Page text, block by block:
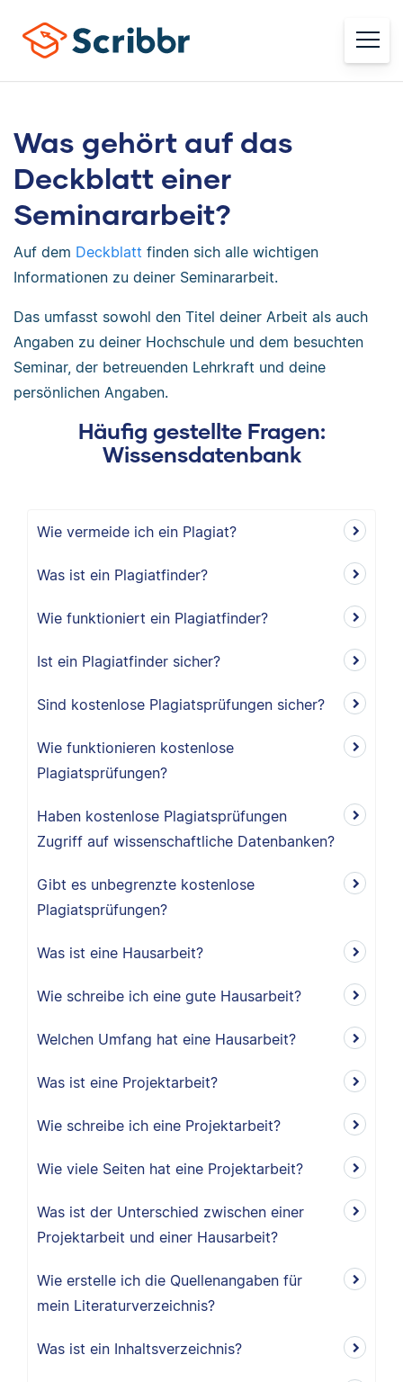
Was gehört auf das
Deckblatt einer
Seminararbeit?
Auf dem Deckblatt finden sich alle wichtigen
Informationen zu deiner Seminararbeit.
Das umfasst sowohl den Titel deiner Arbeit als auch
Angaben zu deiner Hochschule und dem besuchten
Seminar, der betreuenden Lehrkraft und deine
persönlichen Angaben.
Häufig gestellte Fragen:
Wissensdatenbank
Wie vermeide ich ein Plagiat?
Was ist ein Plagiatfinder?
Wie funktioniert ein Plagiatfinder?
Ist ein Plagiatfinder sicher?
Sind kostenlose Plagiatsprüfungen sicher?
Wie funktionieren kostenlose
Plagiatsprüfungen?
Haben kostenlose Plagiatsprüfungen
Zugriff auf wissenschaftliche Datenbanken?
Gibt es unbegrenzte kostenlose
Plagiatsprüfungen?
Was ist eine Hausarbeit?
Wie schreibe ich eine gute Hausarbeit?
Welchen Umfang hat eine Hausarbeit?
Was ist eine Projektarbeit?
Wie schreibe ich eine Projektarbeit?
Wie viele Seiten hat eine Projektarbeit?
Was ist der Unterschied zwischen einer
Projektarbeit und einer Hausarbeit?
Wie erstelle ich die Quellenangaben für
mein Literaturverzeichnis?
Was ist ein Inhaltsverzeichnis?